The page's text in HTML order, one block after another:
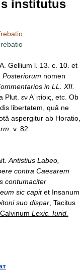
institutus
Gellium l. 13. c. 10. et
Posteriorum nomen
in LL. XII.
εν Α᾿ιτίοις, etc. Ob
libertatem, quâ ne
aspergitur ab Horatio,
v. 82.
Antistius Labeo,
contra Caesarem
contumaciter
sic capitet Insanum
suo dispar , Tacitus
Calvinum Lexic. Iurid.